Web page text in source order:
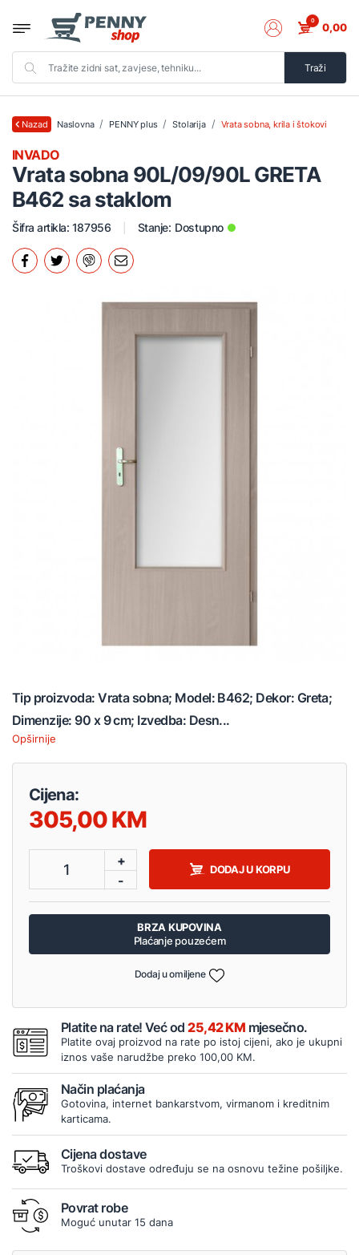
Traži
0 0,00
Nazad Naslovna PENNY plus Stolarija Vrata sobna, krila i štokovi
Vrata sobna 90L/09/90L GRETA
B462 sa staklom
INVADO
Šifra artikla: 187956 Stanje: Dostupno
Tip proizvoda: Vrata sobna; Model: B462; Dekor: Greta;
Dimenzije: 90 x 9 cm; Izvedba: Desn...
Opširnije
Cijena:
305,00
1
+
-
DODAJ U KORPU
BRZA KUPOVINA
Plaćanje pouzećem
Dodaj u omiljene
Platite na rate! Već od25,42 KM mjesečno.
Platite ovaj proizvod na rate po istoj cijeni, ako je ukupni
iznos vaše narudžbe preko 100,00 KM.
Način plaćanja
Gotovina, internet bankarstvom, virmanom i kreditnim
karticama.
Cijena dostave
Troškovi dostave određuju se na osnovu težine pošiljke.
Povrat robe
Moguć unutar 15 dana